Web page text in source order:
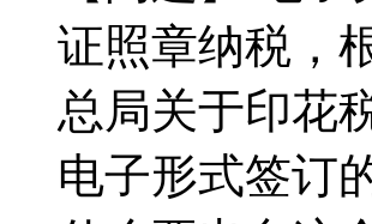
证照章纳税，
总局关于印花
电子形式签订